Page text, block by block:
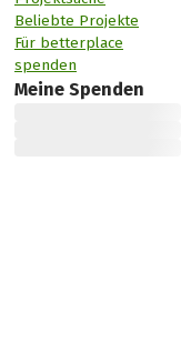
Beliebte Projekte
Für betterplace
spenden
Meine Spenden